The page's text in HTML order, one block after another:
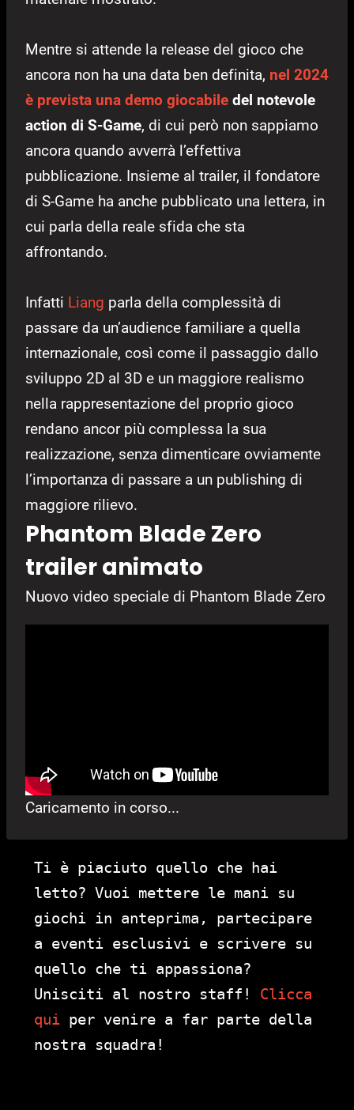
Mentre si attende la release del gioco che
ancora non ha una data ben definita, nel 2024
è prevista una demo giocabile del notevole
action di S-Game, di cui però non sappiamo
ancora quando avverrà l’effettiva
pubblicazione. Insieme al trailer, il fondatore
di S-Game ha anche pubblicato una lettera, in
cui parla della reale sfida che sta
affrontando.
Infatti Liang parla della complessità di
passare da un’audience familiare a quella
internazionale, così come il passaggio dallo
sviluppo 2D al 3D e un maggiore realismo
nella rappresentazione del proprio gioco
rendano ancor più complessa la sua
realizzazione, senza dimenticare ovviamente
l’importanza di passare a un publishing di
maggiore rilievo.
Phantom Blade Zero
trailer animato
Nuovo video speciale di Phantom Blade Zero
Caricamento in corso...
Ti è piaciuto quello che hai
letto? Vuoi mettere le mani su
giochi in anteprima, partecipare
a eventi esclusivi e scrivere su
quello che ti appassiona?
Unisciti al nostro staff! Clicca
qui per venire a far parte della
nostra squadra!